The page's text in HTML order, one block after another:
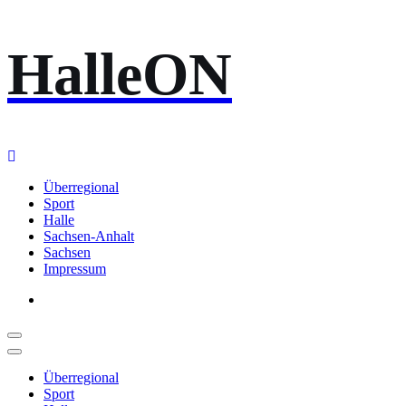
Inhalt
springen
HalleON
Überregional
Sport
Halle
Sachsen-Anhalt
Sachsen
Impressum
Überregional
Sport